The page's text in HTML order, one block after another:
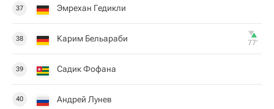
37 Эмрехан Гедикли
38 Карим Бельараби 77‎’‎
39 Садик Фофана
40 Андрей Лунев